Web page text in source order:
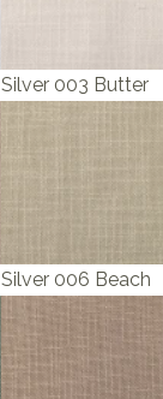
Silver 003 Butter
Silver 006 Beach